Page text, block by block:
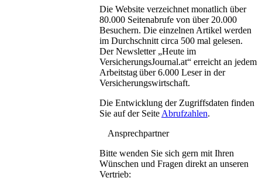
Die Website verzeichnet monatlich über
80.000 Seitenabrufe von über 20.000
Besuchern. Die einzelnen Artikel werden
im Durchschnitt circa 500 mal gelesen.
Der Newsletter „Heute im
VersicherungsJournal.at“ erreicht an jedem
Arbeitstagüber 6.000 Leser in der
Versicherungswirtschaft.
Die Entwicklung der Zugriffsdaten finden
Sie auf der SeiteAbrufzahlen.
Ansprechpartner
Bitte wenden Sie sich gern mit Ihren
Wünschen und Fragen direkt an unseren
Vertrieb: